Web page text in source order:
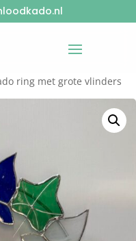
ring met grote vlinders